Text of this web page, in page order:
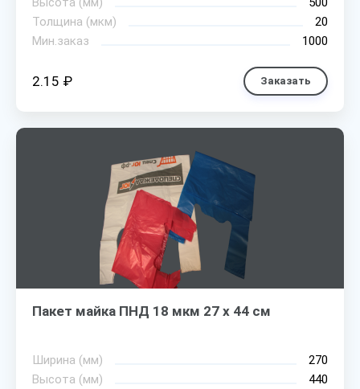
Толщина (мкм)
20
Мин.заказ
1000
2.15 ₽ Заказать
Пакет майка ПНД 18 мкм 27 х 44 см
Ширина (мм)
270
Высота (мм)
440